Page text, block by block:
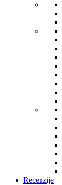
Recenzije